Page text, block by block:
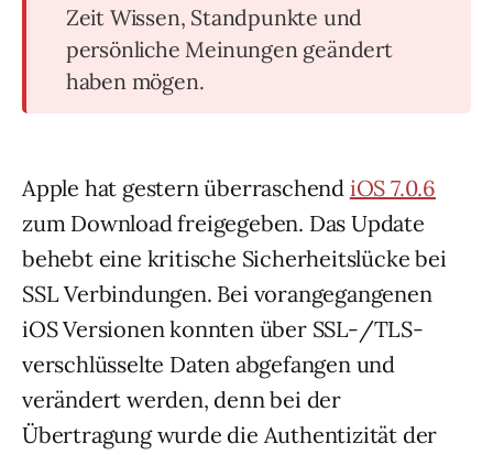
Zeit Wissen, Standpunkte und
persönliche Meinungen geändert
haben mögen.
Apple hat gestern überraschend iOS 7.0.6
zum Download freigegeben. Das Update
behebt eine kritische Sicherheitslücke bei
SSL Verbindungen. Bei vorangegangenen
iOS Versionen konnten über SSL-/TLS-
verschlüsselte Daten abgefangen und
verändert werden, denn bei der
Übertragung wurde die Authentizität der